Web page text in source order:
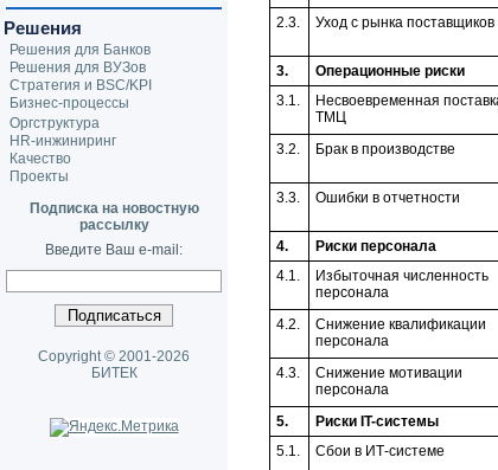
2.3. Уход с рынка поставщиков
3.
Операционные риски
3.1.
Несвоевременная
ТМЦ
3.2. Брак в производстве
3.3. Ошибки в отчетности
4.
Риски персонала
4.1.
Избыточная численность
персонала
4.2.
Снижение квалификации
персонала
4.3.
Снижение мотивации
персонала
5.
Риски IT-системы
5.1.
Сбои в ИТ-системе
Решения
Решения для Банков
Решения для ВУЗов
Стратегия и BSC/KPI
Бизнес-процессы
Оргструктура
HR-инжиниринг
Качество
Проекты
Подписка на новостную
рассылку
Введите Ваш e-mail:
Copyright © 2001-2026
БИТЕК